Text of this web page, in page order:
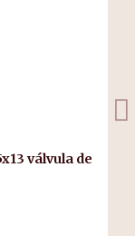
válvula de